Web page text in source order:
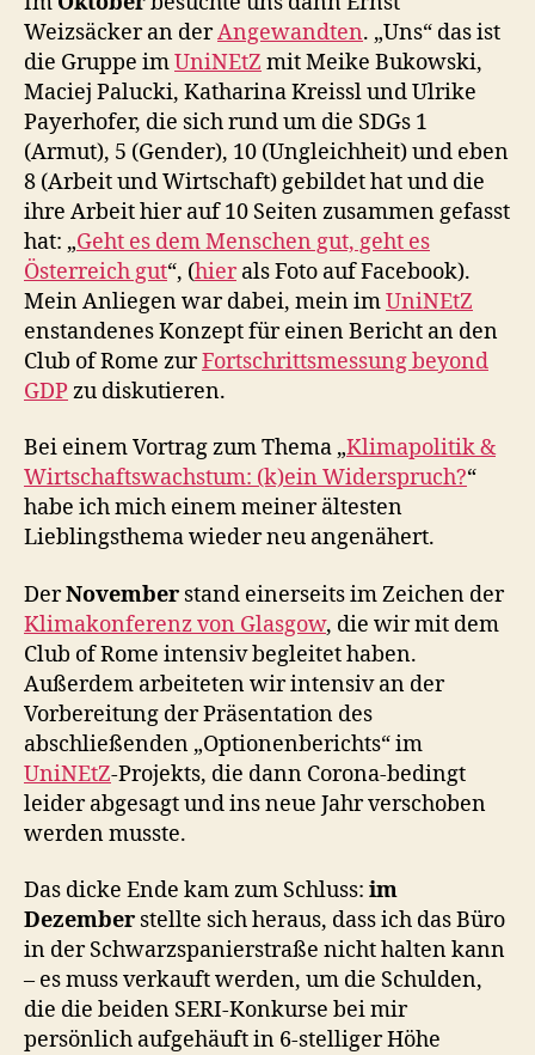
Weizsäcker an derAngewandten. „Uns“ das ist
die Gruppe imUniNEtZ mit Meike Bukowski,
Maciej Palucki, Katharina Kreissl und Ulrike
Payerhofer, die sich rund um die SDGs 1
(Armut), 5 (Gender), 10 (Ungleichheit) und eben
8 (Arbeit und Wirtschaft) gebildet hat und die
ihre Arbeit hier auf 10 Seiten zusammen gefasst
hat: „Geht es dem Menschen gut, geht es
Österreich gut“, (hierals Foto auf Facebook).
Mein Anliegen war dabei, mein imUniNEtZ
enstandenes Konzept für einen Bericht an den
Club of Rome zurFortschrittsmessung beyond
GDPzu diskutieren.
Bei einem Vortrag zum Thema „Klimapolitik &
Wirtschaftswachstum: (k)ein Widerspruch?“
habe ich mich einem meiner ältesten
Lieblingsthema wieder neu angenähert.
DerNovember stand einerseits im Zeichen der
Klimakonferenz von Glasgow, die wir mit dem
Club of Rome intensiv begleitet haben.
Außerdem arbeiteten wir intensiv an der
Vorbereitung der Präsentation des
abschließenden „Optionenberichts“ im
UniNEtZ-Projekts, die dann Corona-bedingt
leider abgesagt und ins neue Jahr verschoben
werden musste.
Das dicke Ende kam zum Schluss: im
Dezember stellte sich heraus, dass ich das Büro
in der Schwarzspanierstraße nicht halten kann
– es muss verkauft werden, um die Schulden,
die die beiden SERI-Konkurse bei mir
persönlich aufgehäuft in 6-stelliger Höhe